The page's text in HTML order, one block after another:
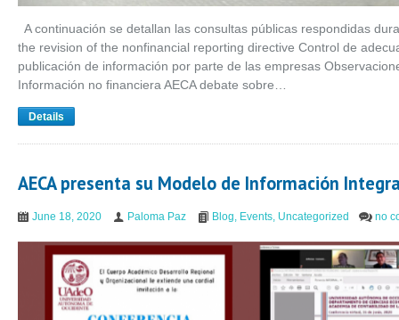
A continuación se detallan las consultas públicas respondidas
the revision of the nonfinancial reporting directive Control de
publicación de información por parte de las empresas
Información no financiera AECA debate sobre…
Details
AECA presenta su Modelo de Información
June 18, 2020 Paloma Paz Blog, Events, Uncategorized no